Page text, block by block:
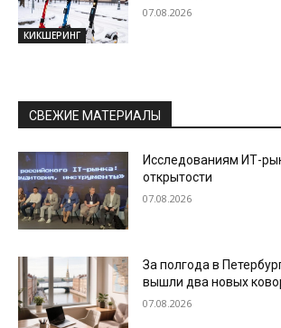
КИКШЕРИНГ
07.08.2026
СВЕЖИЕ МАТЕРИАЛЫ
Исследованиям ИТ-
открытости
07.08.2026
За полгода в
вышли два новых
07.08.2026